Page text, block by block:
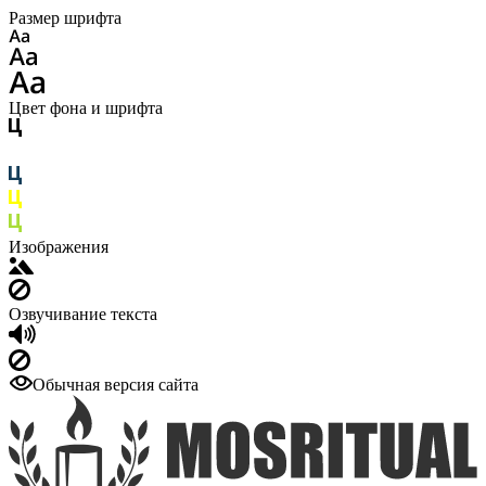
Размер шрифта
Цвет фона и шрифта
Изображения
Озвучивание текста
Обычная версия сайта